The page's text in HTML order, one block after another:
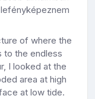
of where the
to the endless
I looked at the
area at high
at low tide.